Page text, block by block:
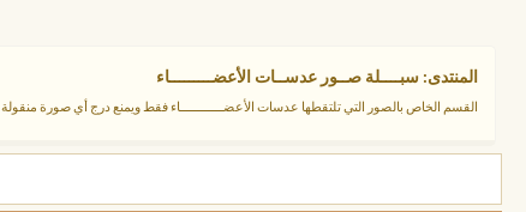
المنتدى: سبــــلة صــور عدســات الأعضـــــــــاء
القسم الخاص بالصور التي تلتقطها عدسات الأعضــــــــــــاء فقط ويمنع درج أي صورة منقولة